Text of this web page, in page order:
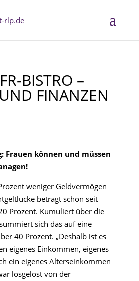
BISTRO –
FINANZEN
Frauen können und müssen
weniger Geldvermögen
beträgt schon seit
Prozent. Kumuliert über die
sich das auf eine
40 Prozent. „Deshalb ist es
eigenes Einkommen, eigenes
ein eigenes Alterseinkommen
losgelöst von der